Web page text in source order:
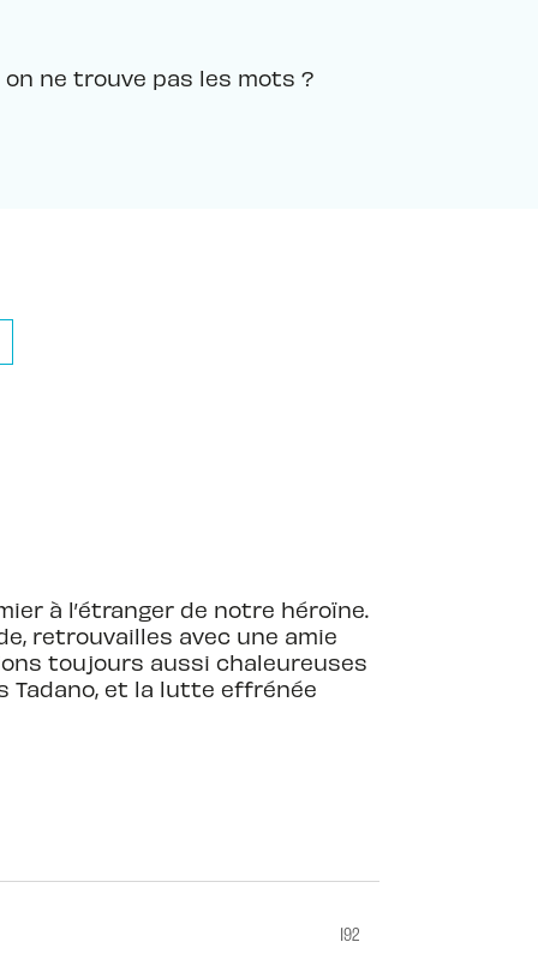
ne trouve pas les mots ?
à l’étranger de notre héroïne.
retrouvailles avec une amie
toujours aussi chaleureuses
Tadano, et la lutte effrénée
192